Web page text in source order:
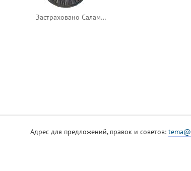
Застраховано Саламандра
Адрес для предложений, правок и советов: